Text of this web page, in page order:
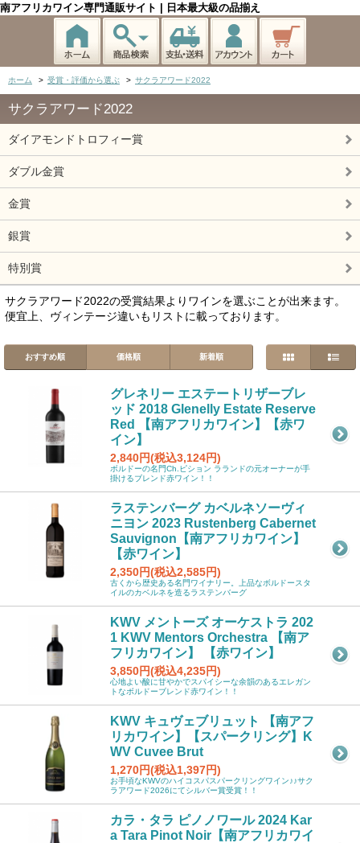
南アフリカワイン専門通販サイト | 日本最大級の品揃え
ホーム > 受賞・評価から選ぶ > サクラアワード2022
サクラアワード2022
ダイアモンドトロフィー賞
ダブル金賞
金賞
銀賞
特別賞
サクラアワード2022の受賞結果よりワインを選ぶことが出来ます。
便宜上、ヴィンテージ違いもリストに載っております。
おすすめ順 価格順 新着順
グレネリー エステートリザーブレ
ッド 2018 Glenelly Estate Reserve
Red 【南アフリカワイン】【赤ワ
イン】
2,840円(税込3,124円)
ボルドーの名門Ch.ピション ラランドの元オーナーが手
掛けるブレンド赤ワイン！！
ラステンバーグ カベルネソーヴィ
ニヨン 2023 Rustenberg Cabernet
Sauvignon【南アフリカワイン】
【赤ワイン】
2,350円(税込2,585円)
古くから歴史ある名門ワイナリー。上品なボルドースタ
イルのカベルネを造るラステンバーグ
KWV メントーズ オーケストラ 202
1 KWV Mentors Orchestra 【南ア
フリカワイン】 【赤ワイン】
3,850円(税込4,235円)
心地よい酸に甘やかでスパイシーな余韻のあるエレガン
トなボルドーブレンド赤ワイン！！
KWV キュヴェブリュット 【南アフ
リカワイン】【スパークリング】K
WV Cuvee Brut
1,270円(税込1,397円)
お手頃なKWVのハイコスパスパークリングワイン♪♪サク
ラアワード2026にてシルバー賞受賞！！
カラ・タラ ピノノワール 2024 Kar
a Tara Pinot Noir【南アフリカワイ